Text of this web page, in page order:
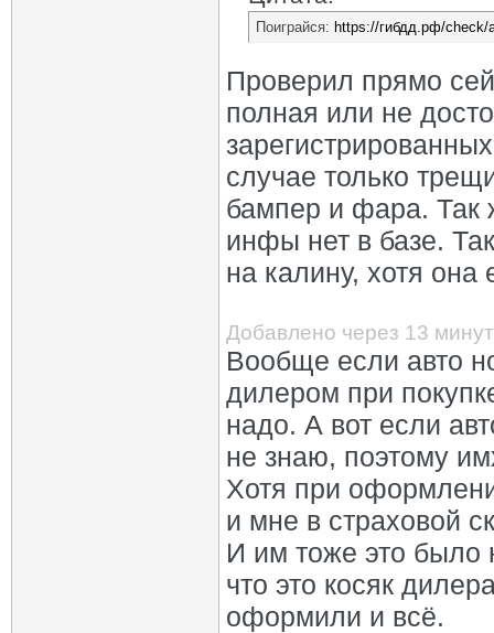
Поиграйся: https://гибдд.рф/check/
Проверил прямо
полная или не
случае только
бампер и фара. Так
инфы нет в базе.
на калину, хотя она
Добавлено через 13 минут
Вообще если авто
дилером при
надо. А вот если
не знаю, поэтому
Хотя при
и мне в страховой
И им тоже это было
что это косяк
оформили и всё.